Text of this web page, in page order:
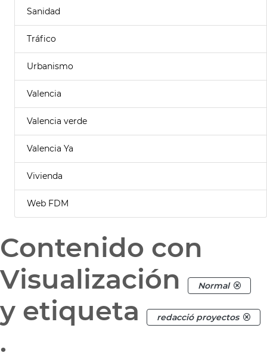
Sanidad
Tráfico
Urbanismo
Valencia
Valencia verde
Valencia Ya
Vivienda
Web FDM
Contenido con
Visualización
Normal
y etiqueta redacció proyectos
.